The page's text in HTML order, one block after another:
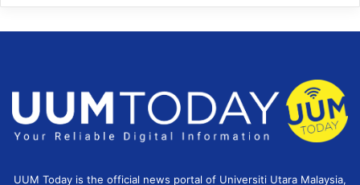
UUM Today is the official news portal of Universiti Utara Malaysia,